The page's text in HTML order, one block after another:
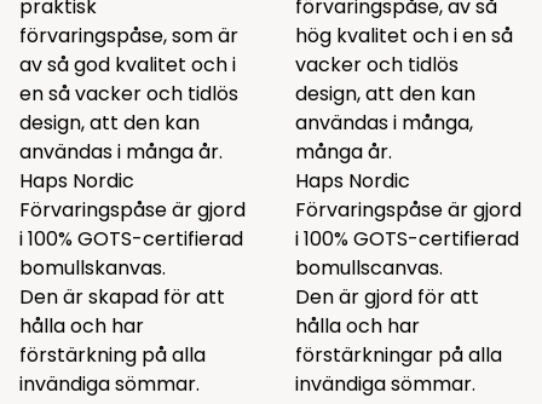
praktisk
förvaringspåse, som är
av så god kvalitet och i
en så vacker och tidlös
design, att den kan
användas i många år.
Haps Nordic
Förvaringspåse är gjord
i 100% GOTS-certifierad
bomullskanvas.
Den är skapad för att
hålla och har
förstärkning på alla
invändiga sömmar.
förvaringspåse, av så
hög kvalitet och i en så
vacker och tidlös
design, att den kan
användas i många,
många år.
Haps Nordic
Förvaringspåse är gjord
i 100% GOTS-certifierad
bomullscanvas.
Den är gjord för att
hålla och har
förstärkningar på alla
invändiga sömmar.